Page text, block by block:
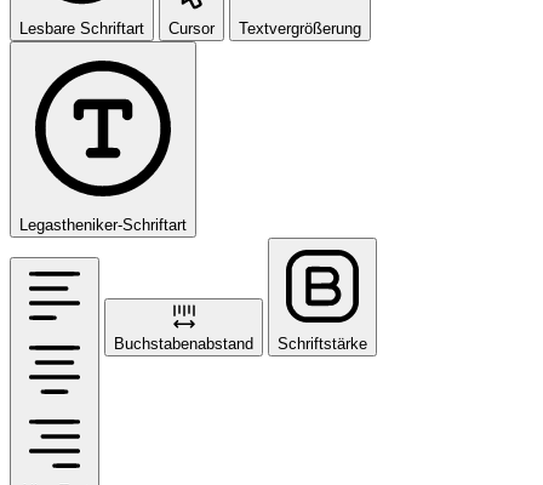
Lesbare Schriftart Cursor Textvergrößerung
Legastheniker-Schriftart
Buchstabenabstand Schriftstärke